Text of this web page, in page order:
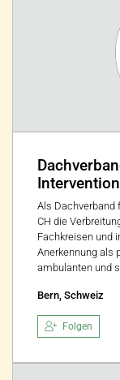
Als Dachverband
CH die
Fachkreisen und
Anerkennung als
ambulanten und
Bern, Schweiz
Folgen